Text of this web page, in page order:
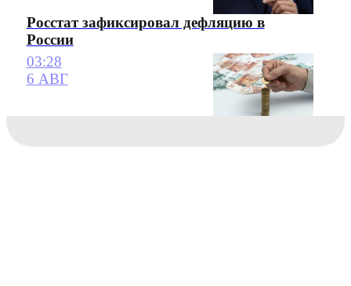
Росстат зафиксировал дефляцию в
России
03:28
6 АВГ